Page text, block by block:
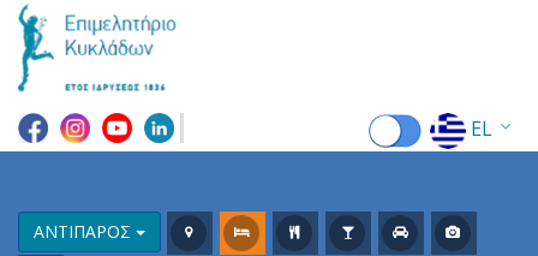
EL
ΑΝΤΙΠΑΡΟΣ